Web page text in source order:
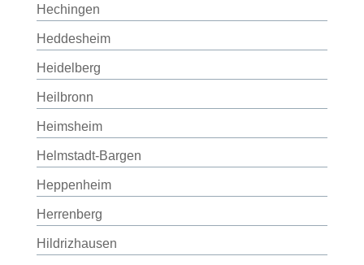
Hechingen
Heddesheim
Heidelberg
Heilbronn
Heimsheim
Helmstadt-Bargen
Heppenheim
Herrenberg
Hildrizhausen